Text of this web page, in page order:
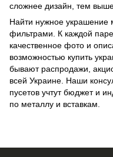
сложнее дизайн, тем
Найти нужное украшение
фильтрами. К каждой
качественное фото и
возможностью купить
бывают распродажи,
всей Украине. Наши
пусетов учтут бюджет и
по металлу и вставкам.